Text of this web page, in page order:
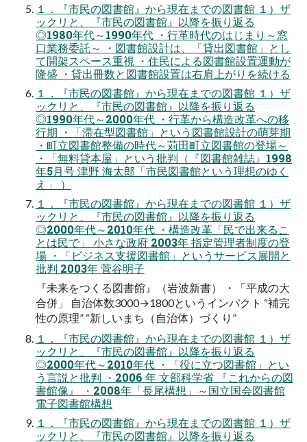
１．『市民の図書館』から現在までの図書館 １）ザ
ックリと、『市民の図書館』以降を振り返る
◎1980年代～1990年代 ・行革時代のはじまり～窓
口業務委託～ ・図書館設計は、「貸出図書館」とし
て開架スペース重視 ・住民による図書館設置運動が
隆盛 ・貸出冊数と図書館設置は右肩上がりを続ける
１．『市民の図書館』から現在までの図書館 １）ザ
ックリと、『市民の図書館』以降を振り返る
◎1990年代～2000年代 ・行革から構造改革への移
行期 ・「滞在型図書館」という図書館設計の萌芽期
・町立図書館整備の時代～苅田町立図書館の登場～
・「無料貸本屋」という批判（『図書館雑誌』1998
年5月号 津野 海太郎「市民図書館という理想のゆく
え」 ）
１．『市民の図書館』から現在までの図書館 １）ザ
ックリと、『市民の図書館』以降を振り返る
◎2000年代～2010年代 ・構造改革「民で出来るこ
とは民で」 小さな政府 2003年 指定管理者制度の登
場 ・「ビジネス支援図書館」というサービス展開と
批判 2003年 菅谷明子
『未来をつくる図書館』（岩波新書） ・「平成の大
合併」 自治体数3000→1800というインパクト “補完
性の原理” “新しいまち（自治体）づくり”
１．『市民の図書館』から現在までの図書館 １）ザ
ックリと、『市民の図書館』以降を振り返る
◎2000年代～2010年代 ・「役に立つ図書館」とい
う言説と批判 ・2006 年 文部科学省 『これからの図
書館像』 ・2008年「長尾構想」～国立国会図書館
電子図書館構想
１．『市民の図書館』から現在までの図書館 １）ザ
ックリと、『市民の図書館』以降を振り返る